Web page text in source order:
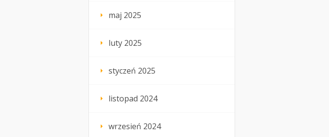
maj 2025
luty 2025
styczeń 2025
listopad 2024
wrzesień 2024